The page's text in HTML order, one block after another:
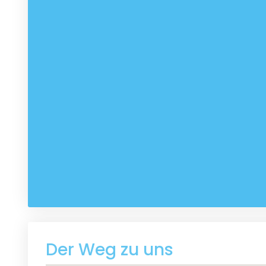
Der Weg zu uns